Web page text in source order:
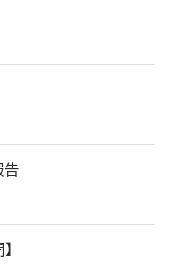
告